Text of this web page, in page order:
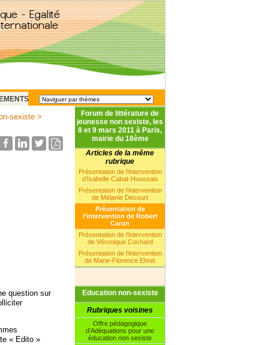
Forum de littérature de
jeunesse non sexiste, les
8 et 9 mars 2011 à Paris,
mairie du 18ème
Articles de la même
rubrique
Présentation de l’intervention
d’Isabelle Cabat-Houssais
Présentation de l’intervention
de Mélanie Decourt
Présentation de
l’intervention de Robert
Caron
Présentation de l’intervention
de Véronique Cochard
Présentation de l’intervention
de Marie-Florence Ehret
Education non-sexiste
Rubriques voisines
Offre pédagogique
d’Adéquations pour une
éducation non sexiste
sexiste >
question sur
« Edito »